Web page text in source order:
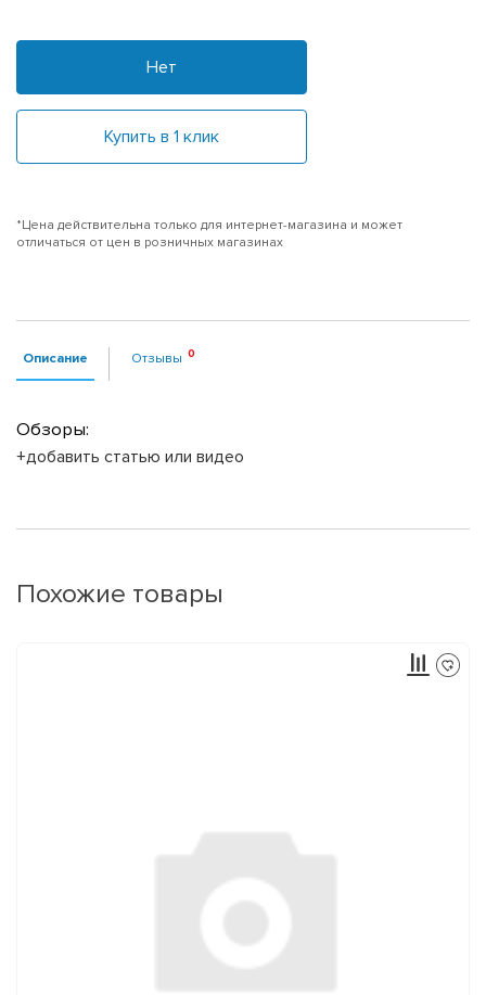
Нет
Купить в 1 клик
*Цена действительна только для интернет-магазина и может
отличаться от цен в розничных магазинах
Описание Отзывы
Обзоры:
+добавить статью или видео
Похожие товары